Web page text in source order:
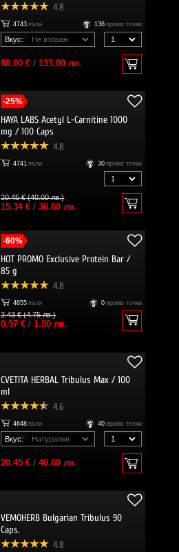
4.8
4743 пъти 136 промо точки
Вкус:
68.00 €/ 133.00 лв.
-25%
HAYA LABS Acetyl L-Carnitine 1000
mg / 100 Caps
4.8
4741 пъти 30 промо точки
20.45 € (40.00 лв.)
15.34 €/ 30.00 лв.
-60%
HOT PROMO Exclusive Protein Bar /
85 g
4.8
4655 пъти 0 промо точки
2.43 € (4.75 лв.)
0.97 €/ 1.90 лв.
CVETITA HERBAL Tribulus Max / 100
ml
4.6
4648 пъти 40 промо точки
Вкус:
20.45 €/ 40.00 лв.
VEMOHERB Bulgarian Tribulus 90
Caps.
4.8